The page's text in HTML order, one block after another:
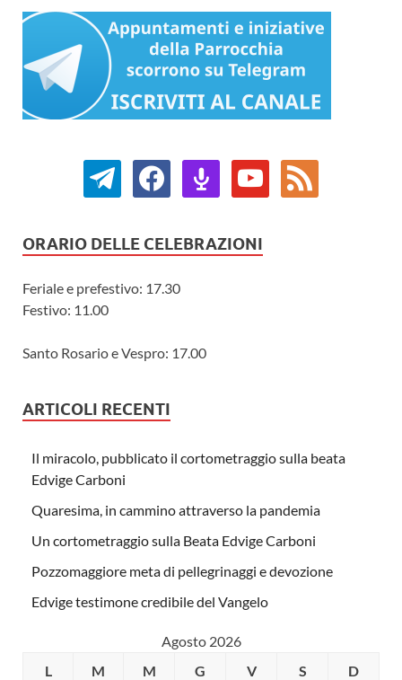
ORARIO DELLE CELEBRAZIONI
Feriale e prefestivo: 17.30
Festivo: 11.00
Santo Rosario e Vespro: 17.00
ARTICOLI RECENTI
Il miracolo, pubblicato il cortometraggio sulla beata
Edvige Carboni
Quaresima, in cammino attraverso la pandemia
Un cortometraggio sulla Beata Edvige Carboni
Pozzomaggiore meta di pellegrinaggi e devozione
Edvige testimone credibile del Vangelo
Agosto 2026
L
M M G V S D